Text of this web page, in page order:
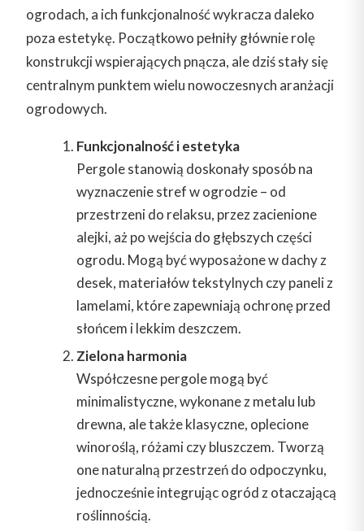
ogrodach, a ich funkcjonalność wykracza daleko
poza estetykę. Początkowo pełniły głównie rolę
konstrukcji wspierających pnącza, ale dziś stały się
centralnym punktem wielu nowoczesnych aranżacji
ogrodowych.
Funkcjonalność i estetyka
Pergole stanowią doskonały sposób na
wyznaczenie stref w ogrodzie – od
przestrzeni do relaksu, przez zacienione
alejki, aż po wejścia do głębszych części
ogrodu. Mogą być wyposażone w dachy z
desek, materiałów tekstylnych czy paneli z
lamelami, które zapewniają ochronę przed
słońcem i lekkim deszczem.
Zielona harmonia
Współczesne pergole mogą być
minimalistyczne, wykonane z metalu lub
drewna, ale także klasyczne, oplecione
winoroślą, różami czy bluszczem. Tworzą
one naturalną przestrzeń do odpoczynku,
jednocześnie integrując ogród z otaczającą
roślinnością.